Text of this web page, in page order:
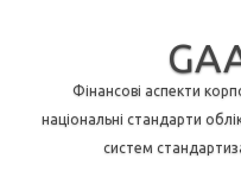
Фінансові аспекти
національні стандарти
систем